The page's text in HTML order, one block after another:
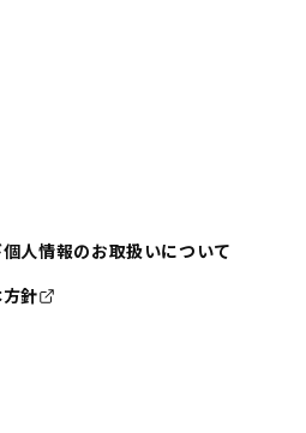
人情報のお取扱いについて
針